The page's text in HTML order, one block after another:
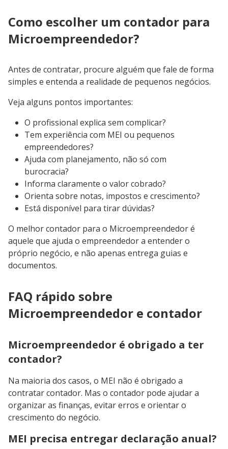
Como escolher um contador para
Microempreendedor?
Antes de contratar, procure alguém que fale de forma
simples e entenda a realidade de pequenos negócios.
Veja alguns pontos importantes:
O profissional explica sem complicar?
Tem experiência com MEI ou pequenos
empreendedores?
Ajuda com planejamento, não só com
burocracia?
Informa claramente o valor cobrado?
Orienta sobre notas, impostos e crescimento?
Está disponível para tirar dúvidas?
O melhor contador para o Microempreendedor é
aquele que ajuda o empreendedor a entender o
próprio negócio, e não apenas entrega guias e
documentos.
FAQ rápido sobre
Microempreendedor e contador
Microempreendedor é obrigado a ter
contador?
Na maioria dos casos, o MEI não é obrigado a
contratar contador. Mas o contador pode ajudar a
organizar as finanças, evitar erros e orientar o
crescimento do negócio.
MEI precisa entregar declaração anual?